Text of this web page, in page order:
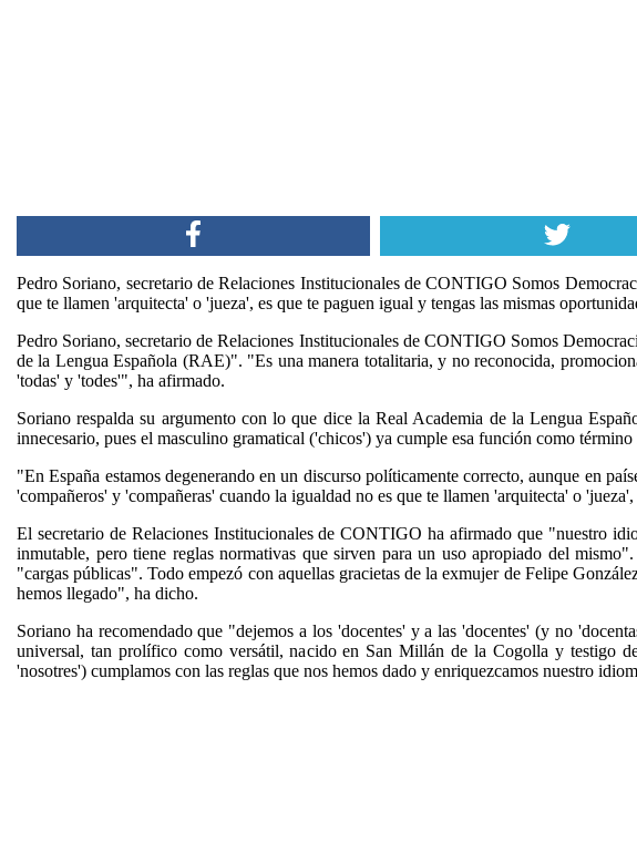
Pedro Soriano, secretario de Relaciones Institucionales de CONTIGO Somos
que te llamen 'arquitecta' o 'jueza', es que te paguen igual y tengas las mismas
Pedro Soriano, secretario de Relaciones Institucionales de CONTIGO Somos
de la Lengua Española (RAE)". "Es una manera totalitaria, y no reconocida,
'todas' y 'todes'", ha afirmado.
Soriano respalda su argumento con lo que dice la Real Academia de la Lengua
innecesario, pues el masculino gramatical ('chicos') ya cumple esa función como
"En España estamos degenerando en un discurso políticamente correcto, aunque en
'compañeros' y 'compañeras' cuando la igualdad no es que te llamen 'arquitecta' o
El secretario de Relaciones Institucionales de CONTIGO ha afirmado que "nuestro
inmutable, pero tiene reglas normativas que sirven para un uso apropiado del
"cargas públicas". Todo empezó con aquellas gracietas de la exmujer de Felipe
hemos llegado", ha dicho.
Soriano ha recomendado que "dejemos a los 'docentes' y a las 'docentes' (y no
universal, tan prolífico como versátil, nacido en San Millán de la Cogolla y testigo
'nosotres') cumplamos con las reglas que nos hemos dado y enriquezcamos nuestro